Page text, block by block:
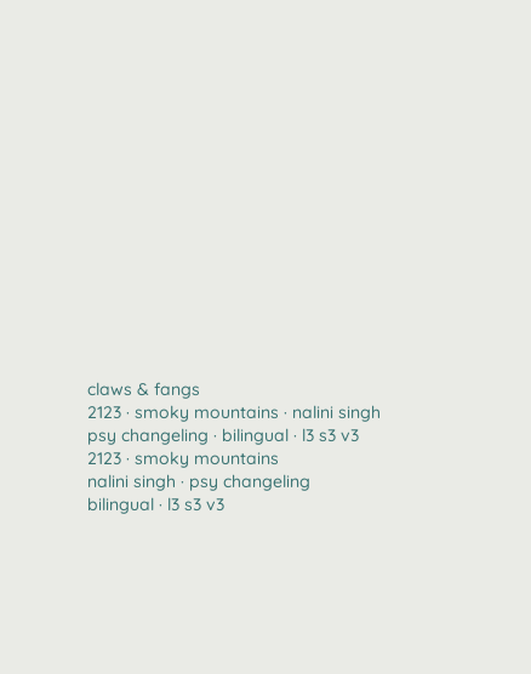
claws & fangs
2123 · smoky mountains · nalini singh
psy changeling · bilingual · l3 s3 v3
2123 · smoky mountains
nalini singh · psy changeling
bilingual · l3 s3 v3